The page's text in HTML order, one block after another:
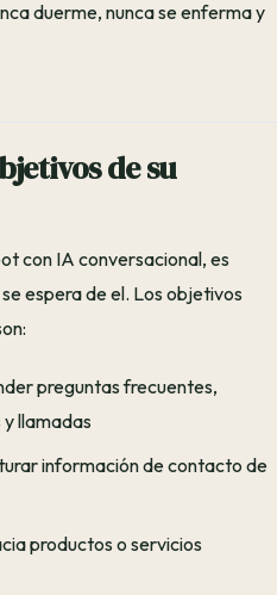
duerme, nunca se enferma y
de su
con IA conversacional, es
espera de el. Los objetivos
preguntas frecuentes,
llamadas
información de contacto de
productos o servicios